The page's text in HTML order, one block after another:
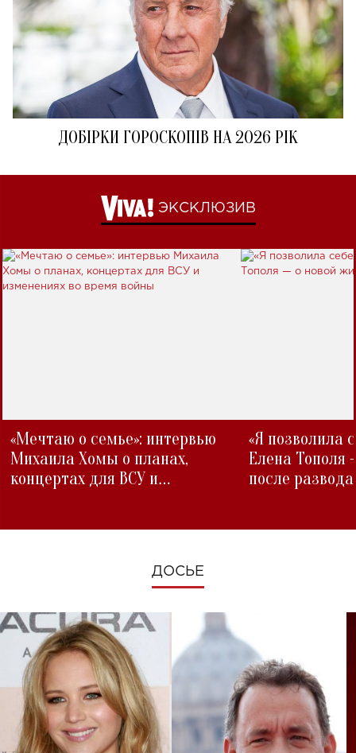
ДОБІРКИ ГОРОСКОПІВ НА 2026 РІК
ЭКСКЛЮЗИВ
«Мечтаю о семье»: интервью
Михаила Хомы о планах,
концертах для ВСУ и
«Я позволила
Елена Тополя
после развода
ДОСЬЕ